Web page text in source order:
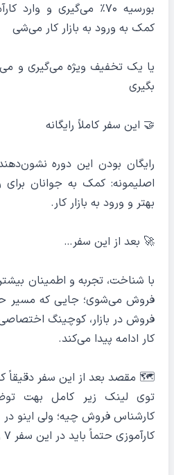
بورسیه ۷۰٪ می‌گیری و
کمک به ورود به بازار کار می‌شی
یا یک تخفیف ویژه می‌گیری و
بگیری
🤝 این سفر کاملاً رایگانه
رایگان بودن این دوره
اصلیمونه: کمک به جوانان
بهتر و ورود به بازار کار.
🚀 بعد از این سفر…
با شناخت، تجربه و اطمینان
فروش می‌شوی؛ جایی که مسیر
فروش در بازار، کوچینگ
کار ادامه پیدا می‌کند.
🗺 مقصد بعد از این سفر دقیقاً
توی لینک زیر کامل بهت
کارشناس فروش چیه؛ ولی اینو در
کارآموزی حتماً باید در این سفر ۷ روزه کنارمون باشی!